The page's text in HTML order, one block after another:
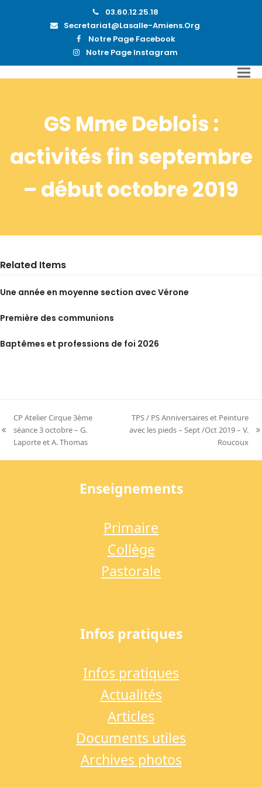
03.60.12.25.18
Secretariat@lasalle-Amiens.org
Notre Page Facebook
Notre Page Instagram
GS Mme Deblois :
activités fin septembre
– début octobre 2019
Related Items
Une année en moyenne section avec Vérone
Première des communions
Baptêmes et professions de foi 2026
previous
post:
CP Atelier Cirque 3ème
séance 3 octobre – G.
Laporte et A. Thomas
next
TPS / PS Anniversaires et Peinture
avec les pieds – Sept /Oct 2019 – V.
Roucoux
Enseignements
Primaire
Collège
Pastorale
Infos pratiques
Infos pratiques
Actualités
Articles
Documents utiles
Archives photos